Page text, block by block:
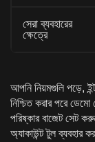
সেরা ব্যবহারের
ক্ষেত্রে
আপনি নিয়মগুলি পড়ে,
নিশ্চিত করার পরে
পরিষ্কার বাজেট সেট
অ্যাকাউন্ট টুল ব্যবহার